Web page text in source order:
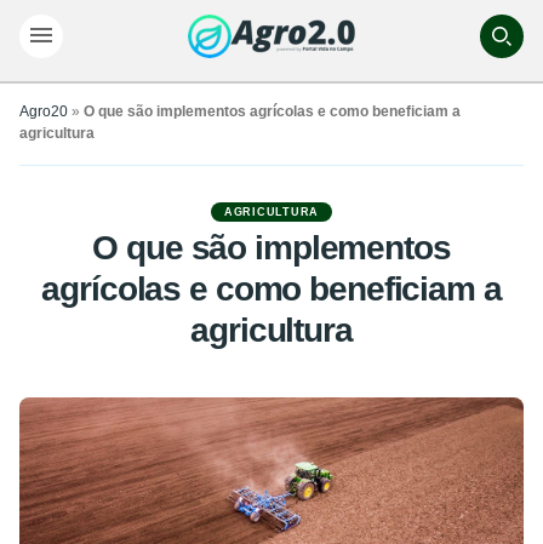
Agro20 » O que são implementos agrícolas e como beneficiam a
agricultura
AGRICULTURA
O que são implementos
agrícolas e como beneficiam a
agricultura